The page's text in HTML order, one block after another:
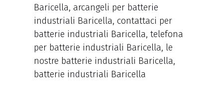
Baricella, arcangeli per batterie
industriali Baricella, contattaci per
batterie industriali Baricella, telefona
per batterie industriali Baricella, le
nostre batterie industriali Baricella,
batterie industriali Baricella